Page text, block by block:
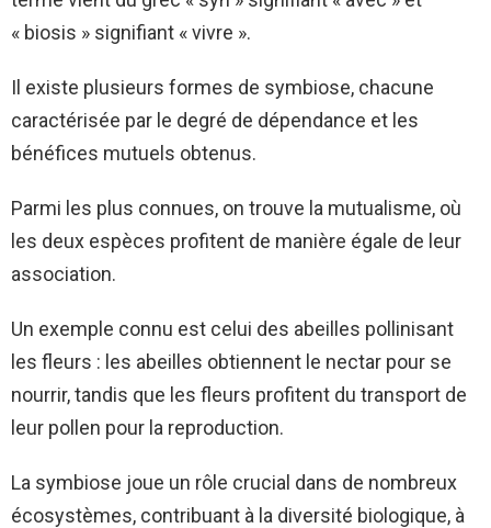
« biosis » signifiant « vivre ».
Il existe plusieurs formes de symbiose, chacune
caractérisée par le degré de dépendance et les
bénéfices mutuels obtenus.
Parmi les plus connues, on trouve la mutualisme, où
les deux espèces profitent de manière égale de leur
association.
Un exemple connu est celui des abeilles pollinisant
les fleurs : les abeilles obtiennent le nectar pour se
nourrir, tandis que les fleurs profitent du transport de
leur pollen pour la reproduction.
La symbiose joue un rôle crucial dans de nombreux
écosystèmes, contribuant à la diversité biologique, à